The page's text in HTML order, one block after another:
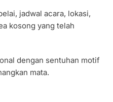
jadwal acara, lokasi,
kosong yang telah
dengan sentuhan motif
mata.